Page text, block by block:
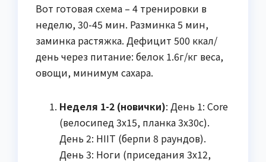
Вот готовая схема – 4 тренировки в
неделю, 30-45 мин. Разминка 5 мин,
заминка растяжка. Дефицит 500 ккал/
день через питание: белок 1.6г/кг веса,
овощи, минимум сахара.
Неделя 1-2 (новички): День 1: Core
(велосипед 3x15, планка 3x30с).
День 2: HIIT (берпи 8 раундов).
День 3: Ноги (приседания 3x12,